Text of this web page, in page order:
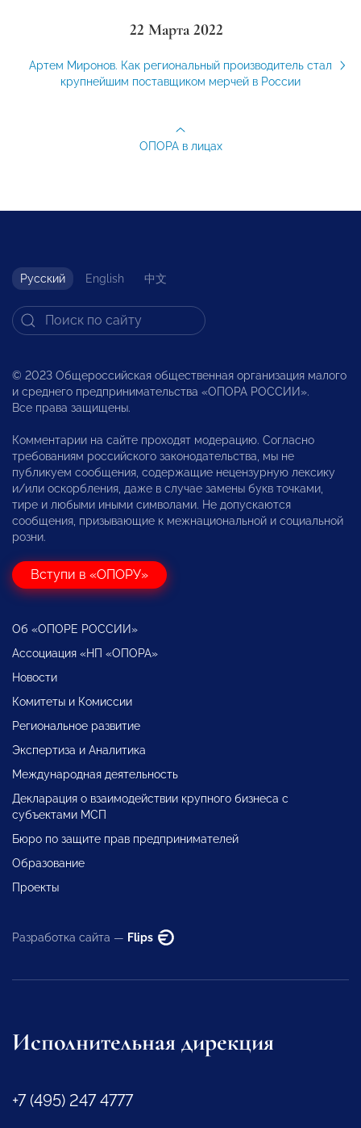
22 Марта 2022
Артем Миронов. Как региональный производитель стал
крупнейшим поставщиком мерчей в России
ОПОРА в лицах
Русский English 中文
© 2023 Общероссийская общественная организация малого
и среднего предпринимательства «ОПОРА РОССИИ».
Все права защищены.
Комментарии на сайте проходят модерацию. Согласно
требованиям российского законодательства, мы не
публикуем сообщения, содержащие нецензурную лексику
и/или оскорбления, даже в случае замены букв точками,
тире и любыми иными символами. Не допускаются
сообщения, призывающие к межнациональной и социальной
розни.
Вступи в «ОПОРУ»
Об «ОПОРЕ РОССИИ»
Ассоциация «НП «ОПОРА»
Новости
Комитеты и Комиссии
Региональное развитие
Экспертиза и Аналитика
Международная деятельность
Декларация о взаимодействии крупного бизнеса с
субъектами МСП
Бюро по защите прав предпринимателей
Образование
Проекты
Разработка сайта — Flips
Исполнительная дирекция
+7 (495) 247 4777